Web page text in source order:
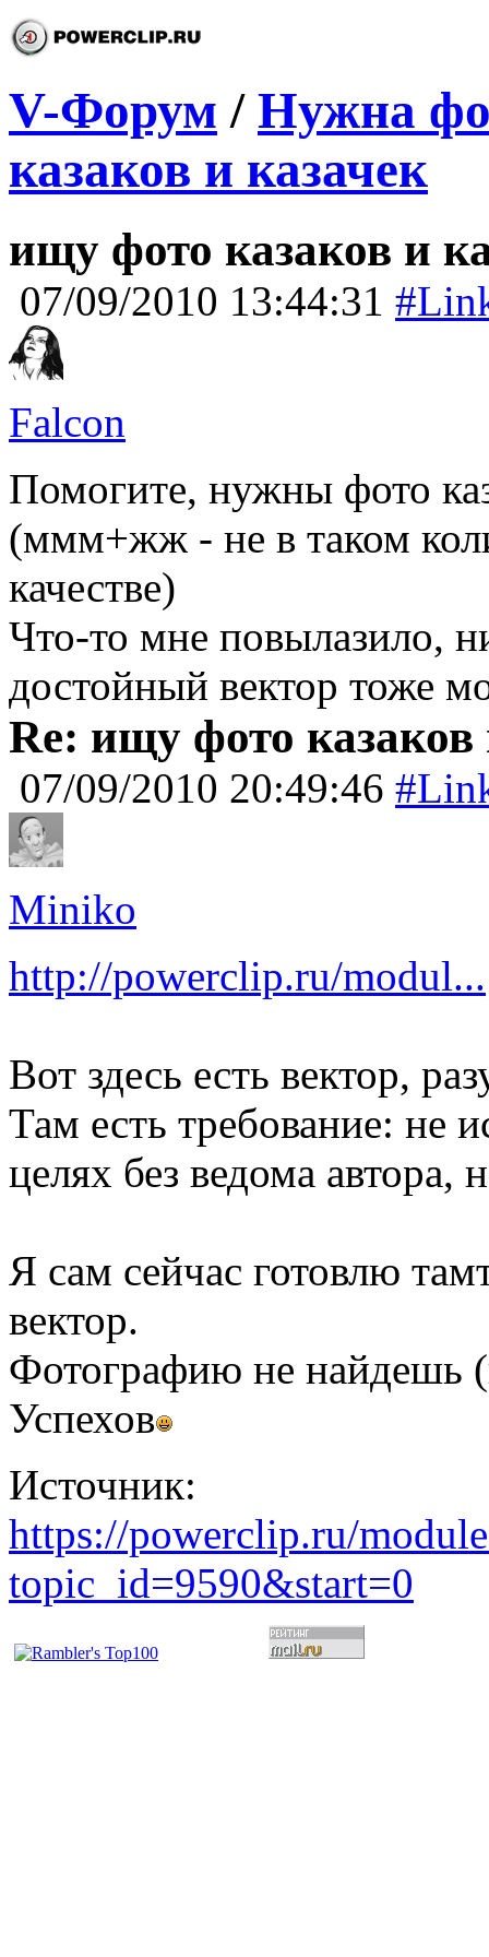
V-Форум / Нужна
казаков и казачек
ищу фото казаков и
07/09/2010 13:44:31
Falcon
Помогите, нужны фото
(ммм+жж - не в таком
качестве)
Что-то мне повылазило,
достойный вектор тоже
Re: ищу фото казаков
07/09/2010 20:49:46
Miniko
http://powerclip.ru/modul...
Вот здесь есть вектор,
Там есть требование: не
целях без ведома
Я сам сейчас готовлю
вектор.
Фотографию не найдешь
Успехов
Источник:
https://powerclip.ru/
topic_id=9590&start=0